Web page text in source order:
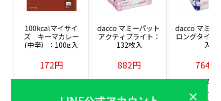
100kcalマイサイ
ズ　キーマカレー
(中辛）：100g入
172円
販売価格(税込)
dacco マミーパット
アクティブライト：
132枚入
882円
販売価格(税込)
dacco マミー
ロングタイム
入
764円
販売価格(税